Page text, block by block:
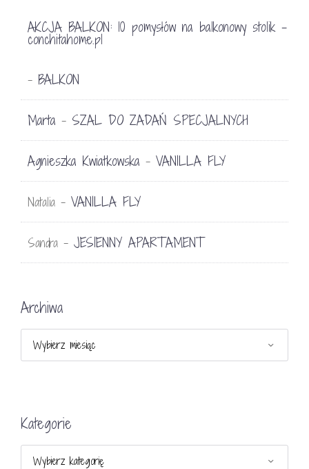
AKCJA BALKON: 10 pomysłów na balkonowy stolik -
conchitahome.pl
- BALKON
Marta - SZAL DO ZADAŃ SPECJALNYCH
Agnieszka Kwiatkowska - VANILLA FLY
Natalia - VANILLA FLY
Sandra - JESIENNY APARTAMENT
Archiwa
Kategorie